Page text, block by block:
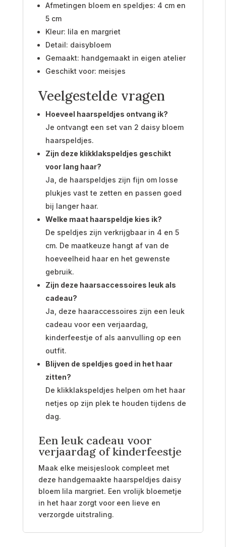
Afmetingen bloem en speldjes: 4 cm en
5 cm
Kleur: lila en margriet
Detail: daisybloem
Gemaakt: handgemaakt in eigen atelier
Geschikt voor: meisjes
Veelgestelde vragen
Hoeveel haarspeldjes ontvang ik?
Je ontvangt een set van 2 daisy bloem
haarspeldjes.
Zijn deze klikklakspeldjes geschikt
voor lang haar?
Ja, de haarspeldjes zijn fijn om losse
plukjes vast te zetten en passen goed
bij langer haar.
Welke maat haarspeldje kies ik?
De speldjes zijn verkrijgbaar in 4 en 5
cm. De maatkeuze hangt af van de
hoeveelheid haar en het gewenste
gebruik.
Zijn deze haarsaccessoires leuk als
cadeau?
Ja, deze haaraccessoires zijn een leuk
cadeau voor een verjaardag,
kinderfeestje of als aanvulling op een
outfit.
Blijven de speldjes goed in het haar
zitten?
De klikklakspeldjes helpen om het haar
netjes op zijn plek te houden tijdens de
dag.
Een leuk cadeau voor
verjaardag of kinderfeestje
Maak elke meisjeslook compleet met
deze handgemaakte haarspeldjes daisy
bloem lila margriet. Een vrolijk bloemetje
in het haar zorgt voor een lieve en
verzorgde uitstraling.